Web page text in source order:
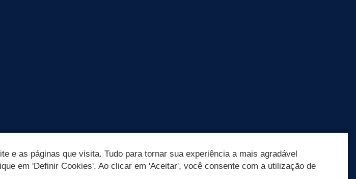
e as páginas que visita. Tudo para tornar sua experiência a mais agradável
em 'Definir Cookies'. Ao clicar em 'Aceitar', você consente com a utilização de